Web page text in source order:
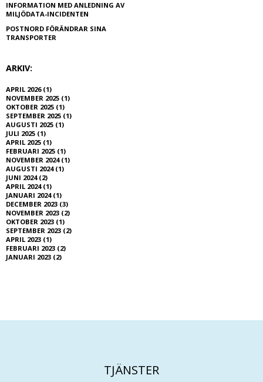
INFORMATION MED ANLEDNING AV
MILJÖDATA-INCIDENTEN
POSTNORD FÖRÄNDRAR SINA
TRANSPORTER
ARKIV:
APRIL 2026 (1)
NOVEMBER 2025 (1)
OKTOBER 2025 (1)
SEPTEMBER 2025 (1)
AUGUSTI 2025 (1)
JULI 2025 (1)
APRIL 2025 (1)
FEBRUARI 2025 (1)
NOVEMBER 2024 (1)
AUGUSTI 2024 (1)
JUNI 2024 (2)
APRIL 2024 (1)
JANUARI 2024 (1)
DECEMBER 2023 (3)
NOVEMBER 2023 (2)
OKTOBER 2023 (1)
SEPTEMBER 2023 (2)
APRIL 2023 (1)
FEBRUARI 2023 (2)
JANUARI 2023 (2)
TJÄNSTER